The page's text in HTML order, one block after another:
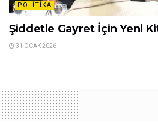
POLITIKA
Şiddetle Gayret İçin Yeni
31 OCAK 2026